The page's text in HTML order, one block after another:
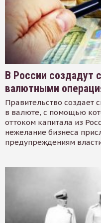
В России создадут
валютными
Правительство создает
в валюте, с помощью
оттоком капитала из
нежелание бизнеса
предупреждениям